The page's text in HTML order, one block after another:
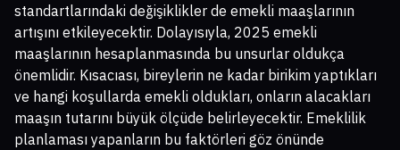
standartlarındaki değişiklikler de emekli maaşlarının
artışını etkileyecektir. Dolayısıyla, 2025 emekli
maaşlarının hesaplanmasında bu unsurlar oldukça
önemlidir. Kısacıası, bireylerin ne kadar birikim yaptıkları
ve hangi koşullarda emekli oldukları, onların alacakları
maaşın tutarını büyük ölçüde belirleyecektir. Emeklilik
planlaması yapanların bu faktörleri göz önünde